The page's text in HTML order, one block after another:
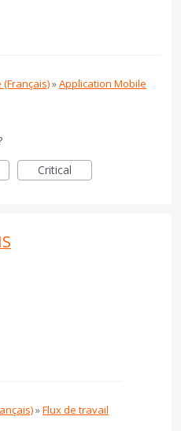
»Application Mobile
Critical
»Flux de travail